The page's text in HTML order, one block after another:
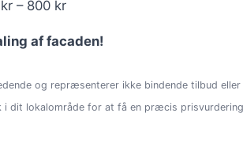
– 800 kr
af facaden!
og repræsenterer ikke bindende tilbud
dit lokalområde for at få en præcis